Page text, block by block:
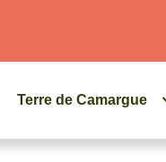
Terre de Camargue